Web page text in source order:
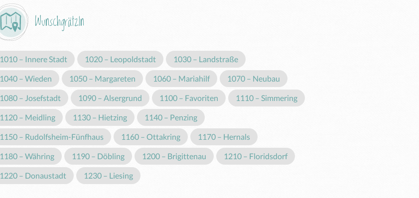
Wunschgrätzln
1010 – Innere Stadt 1020 – Leopoldstadt 1030 – Landstraße
1040 – Wieden 1050 – Margareten 1060 – Mariahilf 1070 – Neubau
1080 – Josefstadt 1090 – Alsergrund 1100 – Favoriten 1110 – Simmering
1120 – Meidling 1130 – Hietzing 1140 – Penzing
1150 – Rudolfsheim-Fünfhaus 1160 – Ottakring 1170 – Hernals
1180 – Währing 1190 – Döbling 1200 – Brigittenau 1210 – Floridsdorf
1220 – Donaustadt 1230 – Liesing